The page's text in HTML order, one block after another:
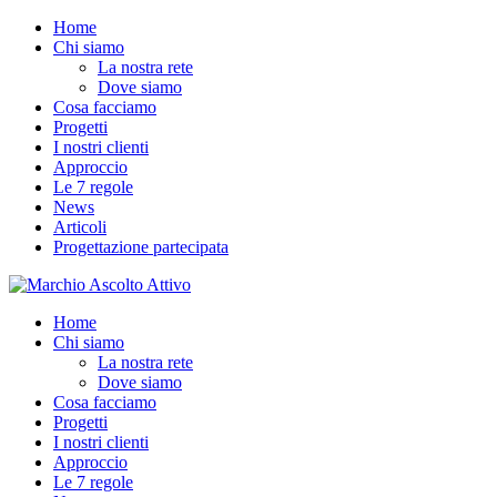
Home
Chi siamo
La nostra rete
Dove siamo
Cosa facciamo
Progetti
I nostri clienti
Approccio
Le 7 regole
News
Articoli
Progettazione partecipata
Home
Chi siamo
La nostra rete
Dove siamo
Cosa facciamo
Progetti
I nostri clienti
Approccio
Le 7 regole